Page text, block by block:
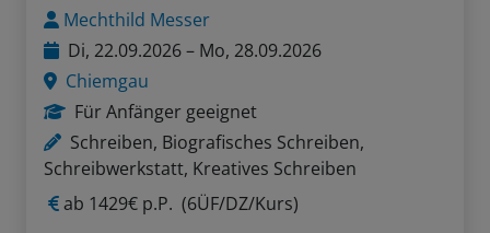
Mechthild Messer
Di, 22.09.2026 – Mo, 28.09.2026
Chiemgau
Für Anfänger geeignet
Schreiben, Biografisches Schreiben,
Schreibwerkstatt, Kreatives Schreiben
ab 1429€ p.P. (6ÜF/DZ/Kurs)